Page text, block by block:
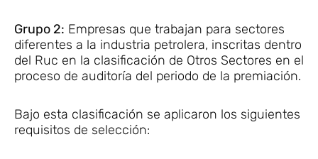
Grupo 2: Empresas que trabajan para sectores
diferentes a la industria petrolera, inscritas dentro
del Ruc en la clasificación de Otros Sectores en el
proceso de auditoría del periodo de la premiación.
Bajo esta clasificación se aplicaron los siguientes
requisitos de selección: